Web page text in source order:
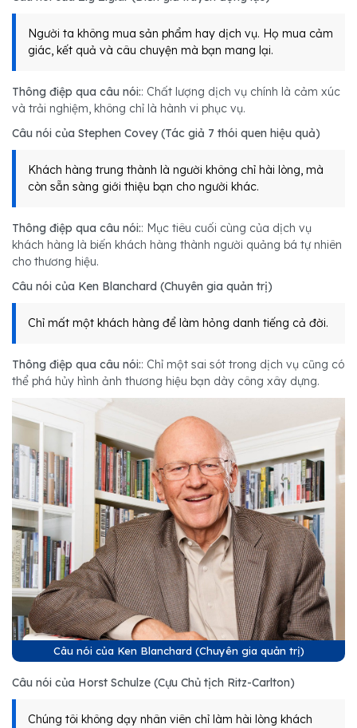
Người ta không mua sản phẩm hay dịch vụ. Họ mua cảm
giác, kết quả và câu chuyện mà bạn mang lại.
Thông điệp qua câu nói:: Chất lượng dịch vụ chính là cảm xúc
và trải nghiệm, không chỉ là hành vi phục vụ.
Câu nói của Stephen Covey (Tác giả 7 thói quen hiệu quả)
Khách hàng trung thành là người không chỉ hài lòng, mà
còn sẵn sàng giới thiệu bạn cho người khác.
Thông điệp qua câu nói:: Mục tiêu cuối cùng của dịch vụ
khách hàng là biến khách hàng thành người quảng bá tự nhiên
cho thương hiệu.
Câu nói của Ken Blanchard (Chuyên gia quản trị)
Chỉ mất một khách hàng để làm hỏng danh tiếng cả đời.
Thông điệp qua câu nói:: Chỉ một sai sót trong dịch vụ cũng có
thể phá hủy hình ảnh thương hiệu bạn dày công xây dựng.
Câu nói của Ken Blanchard (Chuyên gia quản trị)
Câu nói của Horst Schulze (Cựu Chủ tịch Ritz-Carlton)
Chúng tôi không dạy nhân viên chỉ làm hài lòng khách